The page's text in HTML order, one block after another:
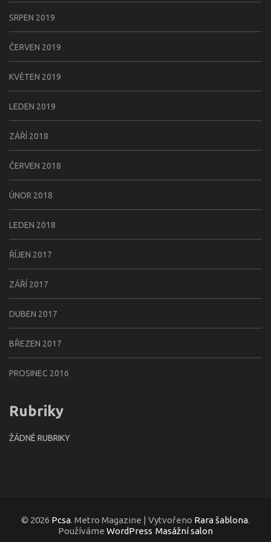
SRPEN 2019
ČERVEN 2019
KVĚTEN 2019
LEDEN 2019
ZÁŘÍ 2018
ČERVEN 2018
ÚNOR 2018
LEDEN 2018
ŘÍJEN 2017
ZÁŘÍ 2017
DUBEN 2017
BŘEZEN 2017
PROSINEC 2016
Rubriky
ŽÁDNÉ RUBRIKY
© 2026 Pcsa. Metro Magazine | Vytvořeno Rara šablona.
Používáme WordPress Masážní salon